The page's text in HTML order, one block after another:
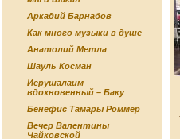
Аркадий Барнабов
Как много музыки в душе
Анатолий Метла
Шауль Косман
Иерушалаим
вдохновенный – Баку
Бенефис Тамары Роммер
Вечер Валентины
Чайковской